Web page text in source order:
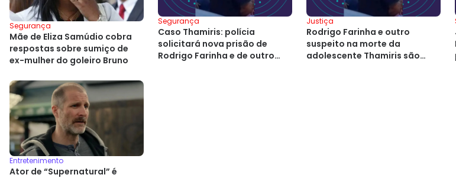
Segurança
Mãe de Eliza Samúdio cobra
respostas sobre sumiço de
ex-mulher do goleiro Bruno
Segurança
Caso Thamiris: polícia
solicitará nova prisão de
Rodrigo Farinha e de outro
Justiça
Rodrigo Farinha e outro
suspeito na morte da
adolescente Thamiris são
Entretenimento
Ator de “Supernatural” é